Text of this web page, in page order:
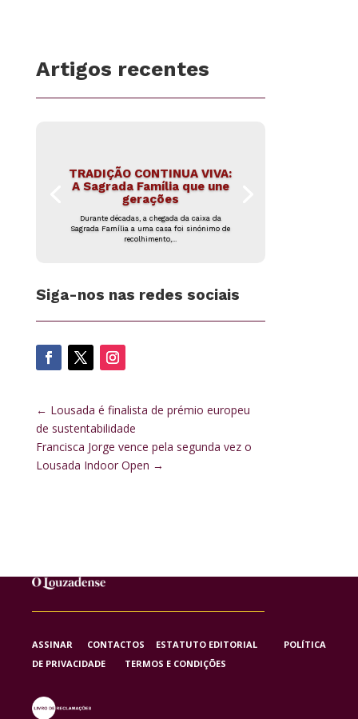
Artigos recentes
TRADIÇÃO CONTINUA VIVA:
A Sagrada Família que une
gerações
Durante décadas, a chegada da caixa da
Sagrada Família a uma casa foi sinónimo de
recolhimento,...
Siga-nos nas redes sociais
← Lousada é finalista de prémio europeu
de sustentabilidade
Francisca Jorge vence pela segunda vez o
Lousada Indoor Open →
ASSINAR CONTACTOS ESTATUTO EDITORIAL POLÍTICA
DE PRIVACIDADE TERMOS E CONDIÇÕES